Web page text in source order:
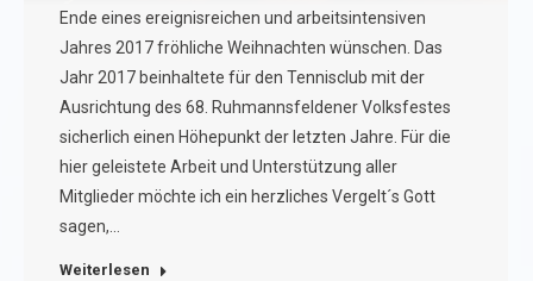
Ende eines ereignisreichen und arbeitsintensiven
Jahres 2017 fröhliche Weihnachten wünschen. Das
Jahr 2017 beinhaltete für den Tennisclub mit der
Ausrichtung des 68. Ruhmannsfeldener Volksfestes
sicherlich einen Höhepunkt der letzten Jahre. Für die
hier geleistete Arbeit und Unterstützung aller
Mitglieder möchte ich ein herzliches Vergelt´s Gott
sagen,…
Weiterlesen